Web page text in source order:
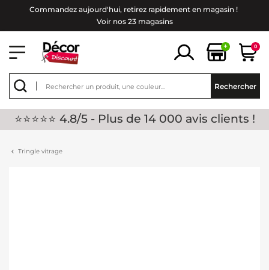
Commandez aujourd'hui, retirez rapidement en magasin !
Voir nos 23 magasins
+ 0
Rechercher
⭐⭐⭐⭐⭐ 4.8/5 - Plus de 14 000 avis clients !
Tringle vitrage